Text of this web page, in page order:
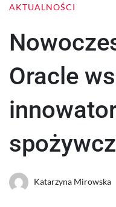
AKTUALNOŚCI
Oracle
Katarzyna Mirowska